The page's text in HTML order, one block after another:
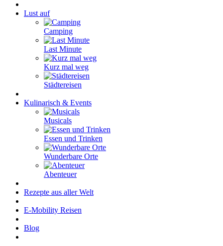
Lust auf
Camping
Last Minute
Kurz mal weg
Städtereisen
Kulinarisch & Events
Musicals
Essen und Trinken
Wunderbare Orte
Abenteuer
Rezepte aus aller Welt
E-Mobility Reisen
Blog